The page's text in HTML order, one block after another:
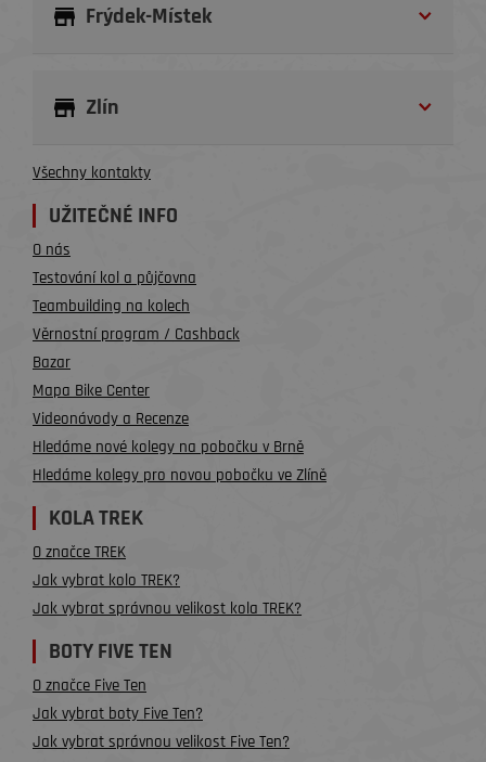
Frýdek-Místek
Zlín
Všechny kontakty
UŽITEČNÉ INFO
O nás
Testování kol a půjčovna
Teambuilding na kolech
Věrnostní program / Cashback
Bazar
Mapa Bike Center
Videonávody a Recenze
Hledáme nové kolegy na pobočku v Brně
Hledáme kolegy pro novou pobočku ve Zlíně
KOLA TREK
O značce TREK
Jak vybrat kolo TREK?
Jak vybrat správnou velikost kola TREK?
BOTY FIVE TEN
O značce Five Ten
Jak vybrat boty Five Ten?
Jak vybrat správnou velikost Five Ten?